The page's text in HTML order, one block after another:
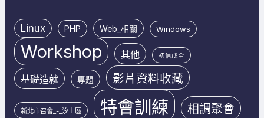
Linux PHP Web_相關 Windows
Workshop 其他 初信成全
基礎造就 專題 影片資料收藏
新北市召會_-_汐止區 特會訓練 相調聚會